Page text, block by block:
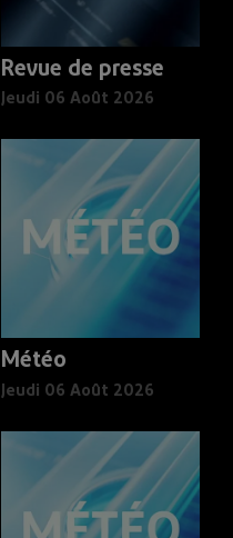
Revue de presse
Jeudi 06 Août 2026
Météo
Jeudi 06 Août 2026